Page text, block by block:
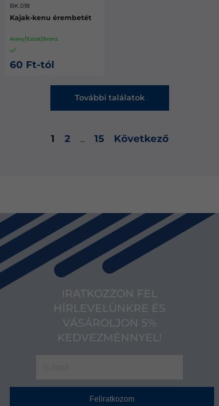
BK.018
Kajak-kenu érembetét
Arany Ezüst Bronz
60 Ft-tól
További találatok
1 2 ... 15 Következő
IRATKOZZON FEL
HÍRLEVELÜNKRE ÉS
VÁSÁROLJON 5%
KEDVEZMÉNNYEL!
Feliratkozom